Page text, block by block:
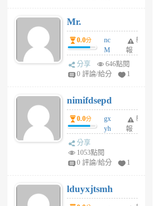
Mr.
0.0分
nc
M
U
F
U
5
個
月
舉
報
分享
646點閱
0 評論/給分
1
nimifdsepd
0.0分
gx
yh
jl
月
前
舉
報
分享
1053點閱
0 評論/給分
1
lduyxjtsmh